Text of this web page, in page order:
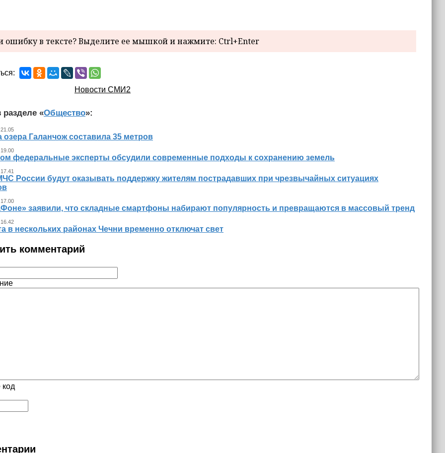
в тексте? Выделите ее мышкой и нажмите: Ctrl+Enter
Новости СМИ2
разделе «Общество»:
озера Галанчож составила 35 метров
федеральные эксперты обсудили современные подходы к сохранению земель
России будут оказывать поддержку жителям пострадавших при чрезвычайных ситуациях
заявили, что складные смартфоны набирают популярность и превращаются в массовый тренд
в нескольких районах Чечни временно отключат свет
комментарий
код